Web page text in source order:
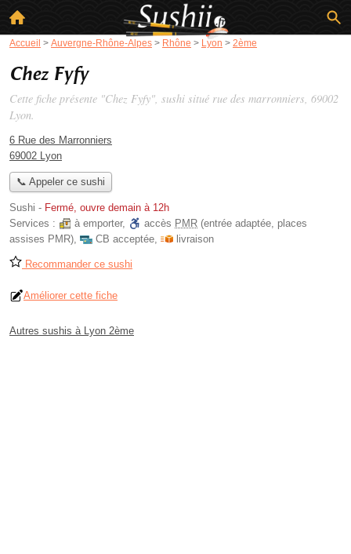
Accueil > Auvergne-Rhône-Alpes > Rhône > Lyon > 2ème
Chez Fyfy
Cette fiche présente "Chez Fyfy", sushi situé rue des marronniers, 69002
Lyon.
6 Rue des Marronniers
69002 Lyon
📞 Appeler ce sushi
Sushi - Fermé, ouvre demain à 12h
Services :
à emporter, accès PMR (entrée adaptée, places
assises PMR), CB acceptée, livraison
Recommander ce sushi
Améliorer cette fiche
Autres sushis à Lyon 2ème